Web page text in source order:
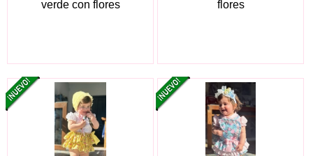
verde con flores
flores